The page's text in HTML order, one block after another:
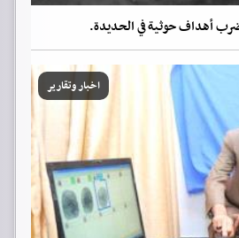
أهداف حوثية في الحديدة.
اخبار وتقارير